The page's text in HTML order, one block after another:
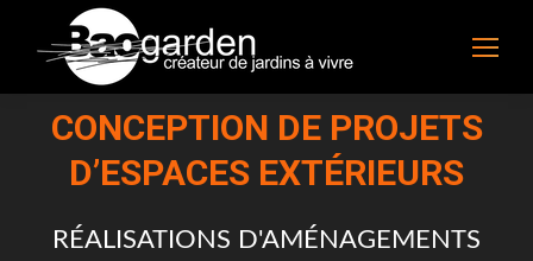
CONCEPTION DE PROJETS
D’ESPACES EXTÉRIEURS
RÉALISATIONS D'AMÉNAGEMENTS